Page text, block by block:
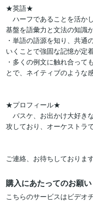
★英語★
ハーフであることを活か
基盤を語彙力と文法の知識
・単語の語源を知り、共通
いくことで強固な記憶が定
・多くの例文に触れ合って
とで、ネイティブのような
★プロフィール★
バスケ、お出かけ大好き
攻しており、オーケストラ
ご連絡、お待ちしておりま
購入にあたってのお願い
こちらのサービスはビデオ